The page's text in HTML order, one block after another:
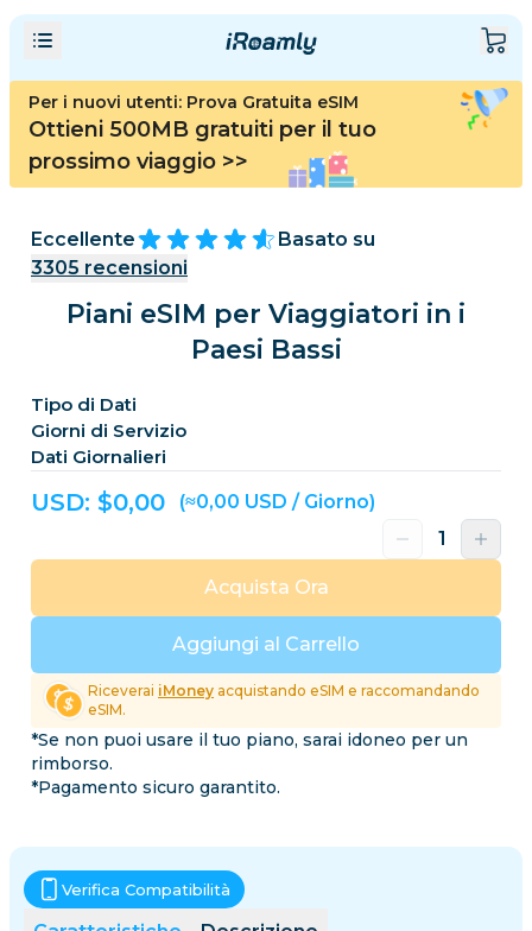
Per i nuovi utenti: Prova Gratuita eSIM
Ottieni 500MB gratuiti per il tuo
prossimo viaggio >>
Eccellente
Basato su
3305 recensioni
Piani eSIM per Viaggiatori in i
Paesi Bassi
Tipo di Dati
Giorni di Servizio
Dati Giornalieri
USD: $0,00 (≈0,00 USD / Giorno)
Aggiungi al Carrello
Acquista Ora
Riceverai iMoney acquistando eSIM e raccomandando
eSIM.
*Se non puoi usare il tuo piano, sarai idoneo per un
rimborso.
*Pagamento sicuro garantito.
Verifica Compatibilità